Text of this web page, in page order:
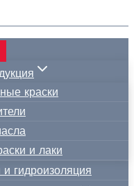
краски
и лаки
и гидроизоляция